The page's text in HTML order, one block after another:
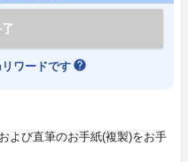
ワードです help
よび直筆のお手紙(複製)をお手